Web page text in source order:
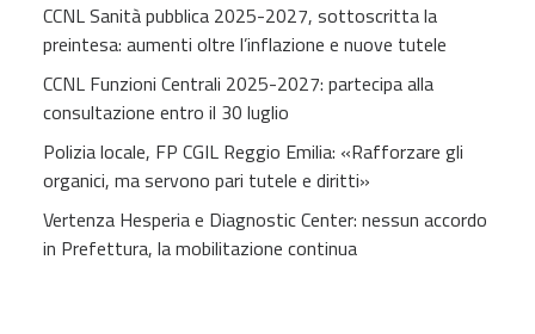
CCNL Sanità pubblica 2025-2027, sottoscritta la
preintesa: aumenti oltre l’inflazione e nuove tutele
CCNL Funzioni Centrali 2025-2027: partecipa alla
consultazione entro il 30 luglio
Polizia locale, FP CGIL Reggio Emilia: «Rafforzare gli
organici, ma servono pari tutele e diritti»
Vertenza Hesperia e Diagnostic Center: nessun accordo
in Prefettura, la mobilitazione continua